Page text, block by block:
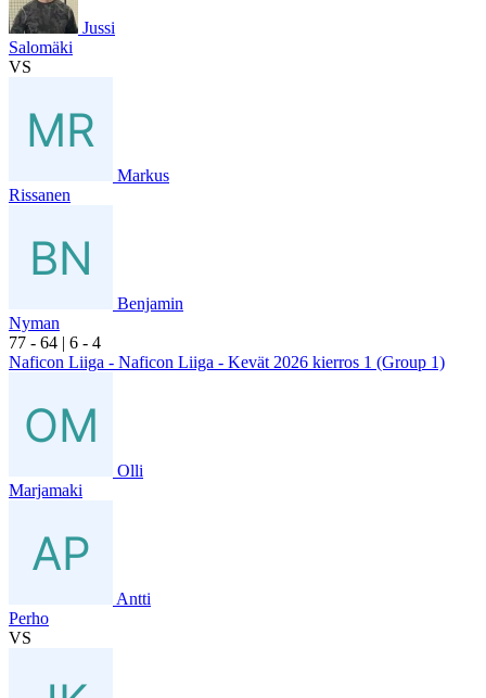
Jussi
Salomäki
VS
Markus
Rissanen
Benjamin
Nyman
77 - 64 | 6 - 4
Naficon Liiga - Naficon Liiga - Kevät 2026 kierros 1 (Group 1)
Olli
Marjamaki
Antti
Perho
VS